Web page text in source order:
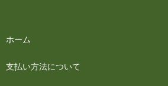
ホーム
支払い方法について